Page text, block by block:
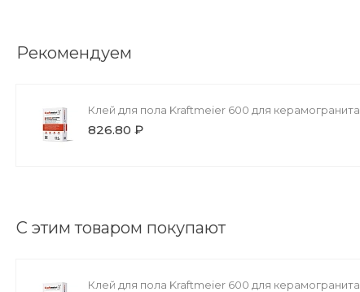
Рекомендуем
Клей для пола Kraftmeier 600 для керамогранита
826.80 ₽
С этим товаром покупают
Клей для пола Kraftmeier 600 для керамогранита